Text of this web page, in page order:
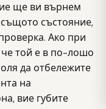
ще ви върнем
състояние,
Ако при
че той е в по-лошо
да отбележите
на
вие губите